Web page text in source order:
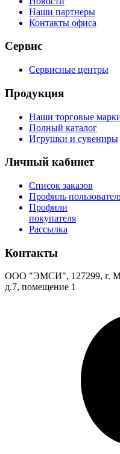
Наши партнеры
Контакты офиса
Сервис
Сервисные центры
Продукция
Наши торговые
Полный каталог
Игрушки и сувениры
Личный кабинет
Список заказов
Профиль
Профили
покупателя
Рассылка
Контакты
ООО "ЭМСИ", 127299, г.
д.7, помещение 1